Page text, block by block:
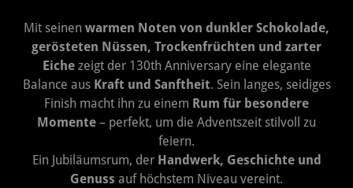
Mit seinen warmen Noten von dunkler Schokolade,
gerösteten Nüssen, Trockenfrüchten und zarter
Eichezeigt der 130th Anniversary eine elegante
Balance aus Kraft und Sanftheit. Sein langes, seidiges
Finish macht ihn zu einem Rum für besondere
Momente – perfekt, um die Adventszeit stilvoll zu
feiern.
Ein Jubiläumsrum, der Handwerk, Geschichte und
Genuss auf höchstem Niveau vereint.